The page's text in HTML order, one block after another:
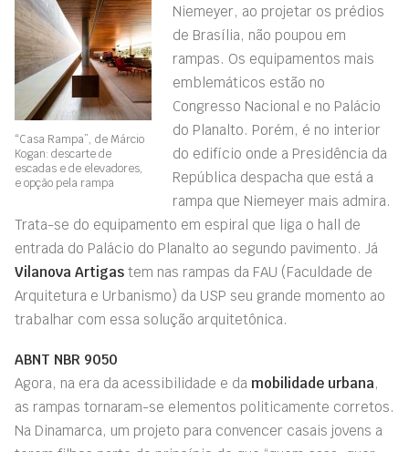
“Casa Rampa”, de Márcio
Kogan: descarte de
escadas e de elevadores,
e opção pela rampa
Niemeyer, ao projetar os prédios
de Brasília, não poupou em
rampas. Os equipamentos mais
emblemáticos estão no
Congresso Nacional e no Palácio
do Planalto. Porém, é no interior
do edifício onde a Presidência da
República despacha que está a
rampa que Niemeyer mais admira.
Trata-se do equipamento em espiral que liga o hall de
entrada do Palácio do Planalto ao segundo pavimento. Já
Vilanova Artigas tem nas rampas da FAU (Faculdade de
Arquitetura e Urbanismo) da USP seu grande momento ao
trabalhar com essa solução arquitetônica.
ABNT NBR 9050
Agora, na era da acessibilidade e da mobilidade urbana,
as rampas tornaram-se elementos politicamente corretos.
Na Dinamarca, um projeto para convencer casais jovens a